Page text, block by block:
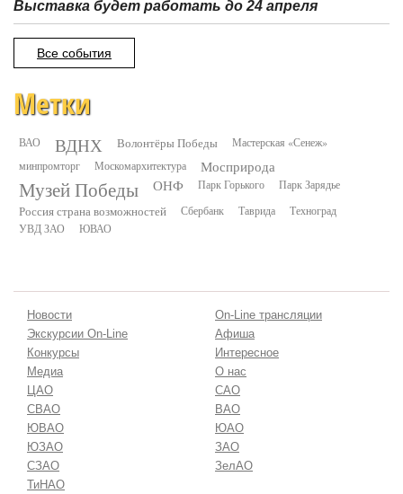
Выставка будет работать до 24 апреля
Все события
Метки
ВАО ВДНХ Волонтёры Победы
Мастерская «Сенеж»
минпромторг
Москомархитектура Мосприрода
Музей Победы ОНФ Парк Горького Парк Зарядье
Россия страна возможностей Сбербанк Таврида
Техноград
УВД ЗАО
ЮВАО
Новости
On-Line трансляции
Экскурсии On-Line
Афиша
Конкурсы
Интересное
Медиа
О нас
ЦАО
САО
СВАО
ВАО
ЮВАО
ЮАО
ЮЗАО
ЗАО
СЗАО
ЗелАО
ТиНАО